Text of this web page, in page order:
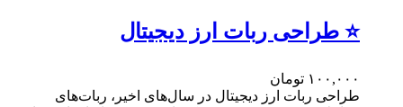
⭐ طراحی ربات ارز دیجیتال
۱۰۰,۰۰۰ تومان
طراحی ربات ارز دیجیتال در سال‌های اخیر، ربات‌های